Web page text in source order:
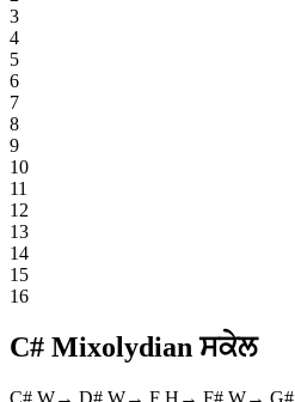
3
4
5
6
7
8
9
10
11
12
13
14
15
16
C# Mixolydian ਸਕੇਲ
C# W→ D# W→ F H → F# W→ G#